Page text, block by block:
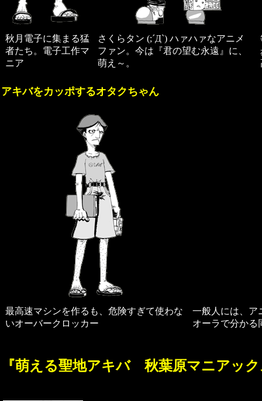
秋月電子に集まる猛
者たち。電子工作マ
ニア
さくらタン (;´Д`) ハァハァなアニメ
ファン。今は『君の望む永遠』に、
萌え～。
アキバをカッポするオタクちゃん
最高速マシンを作るも、危険すぎて使わな
いオーバークロッカー
一般人には、ア
オーラで分かる
『萌える聖地アキバ 秋葉原マニアッ